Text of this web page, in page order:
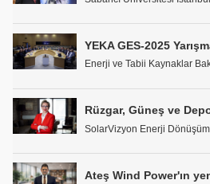
Enerji ve Tabii Kaynaklar